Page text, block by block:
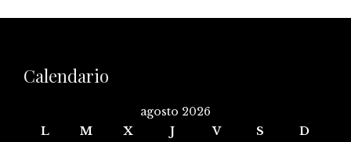
Calendario
agosto 2026
L
M X J V S
D